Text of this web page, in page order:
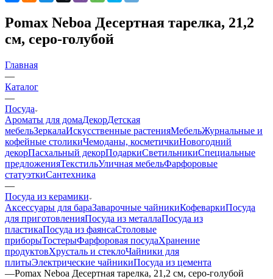
Pomax Neboa Десертная тарелка, 21,2
см, серо-голубой
Главная
—
Каталог
—
Посуда
Ароматы для домаДекорДетская
мебельЗеркалаИскусственные растенияМебельЖурнальные и
кофейные столикиЧемоданы, косметичкиНовогодний
декорПасхальный декорПодаркиСветильникиСпециальные
предложенияТекстильУличная мебельФарфоровые
статуэткиСантехника
—
Посуда из керамики
Аксессуары для бараЗаварочные чайникиКофеваркиПосуда
для приготовленияПосуда из металлаПосуда из
пластикаПосуда из фаянсаСтоловые
приборыТостерыФарфоровая посудаХранение
продуктовХрусталь и стеклоЧайники для
плитыЭлектрические чайникиПосуда из цемента
—Pomax Neboa Десертная тарелка, 21,2 см, серо-голубой